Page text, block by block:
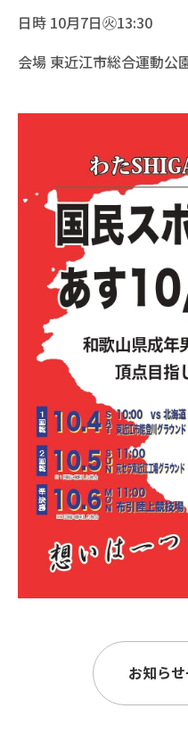
日時 10月7日㊋13:30
会場 東近江市総合運動公
お知ら